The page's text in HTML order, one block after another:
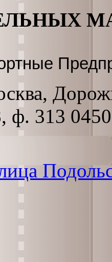
ф. 313 0450